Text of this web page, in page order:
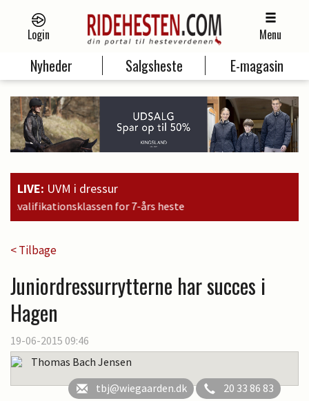
Login Menu
Nyheder Salgsheste E-magasin
LIVE: UVM i dressur
< Tilbage
Juniordressurrytterne har succes i
Hagen
19-06-2015 09:46
Thomas Bach Jensen
tbj@wiegaarden.dk
20 33 86 83